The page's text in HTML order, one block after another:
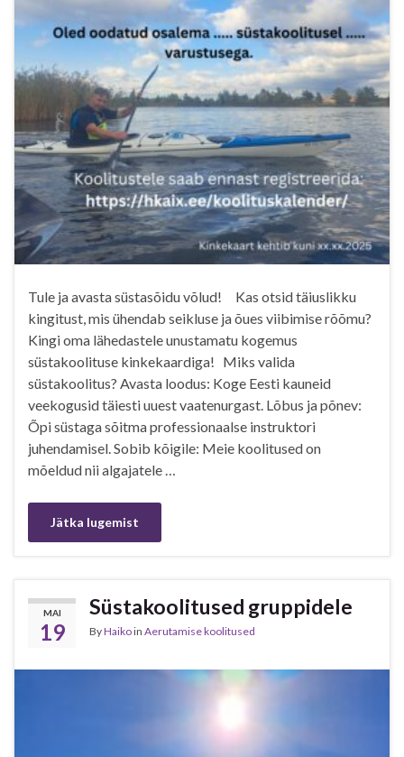
Tule ja avasta süstasõidu võlud! Kas otsid täiuslikku
kingitust, mis ühendab seikluse ja õues viibimise rõõmu?
Kingi oma lähedastele unustamatu kogemus
süstakoolituse kinkekaardiga! Miks valida
süstakoolitus? Avasta loodus: Koge Eesti kauneid
veekogusid täiesti uuest vaatenurgast. Lõbus ja põnev:
Õpi süstaga sõitma professionaalse instruktori
juhendamisel. Sobib kõigile: Meie koolitused on
mõeldud nii algajatele …
Jätka lugemist
MAI
19
Süstakoolitused gruppidele
ByHaikoin Aerutamise koolitused